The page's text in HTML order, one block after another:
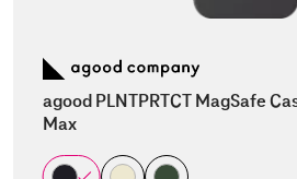
agood PLNTPRTCT MagSafe
Max